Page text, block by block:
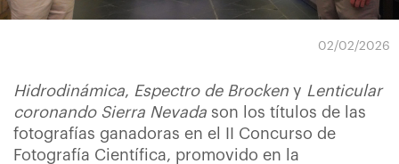
02/02/2026
Hidrodinámica, Espectro de Brocken y Lenticular
coronando Sierra Nevada son los títulos de las
fotografías ganadoras en el II Concurso de
Fotografía Científica, promovido en la